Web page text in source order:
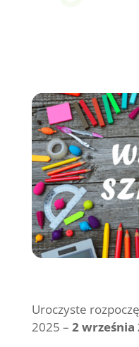
Uroczyste
2025 – 2 września